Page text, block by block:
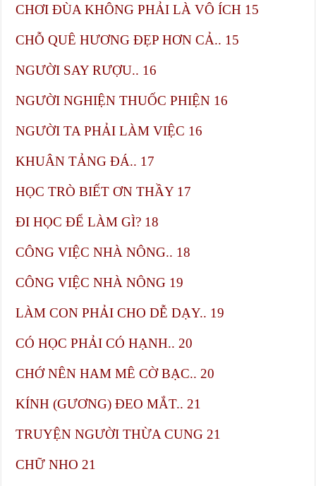
CHƠI ĐÙA KHÔNG PHẢI LÀ VÔ ÍCH​ 15
CHỖ QUÊ HƯƠNG ĐẸP HƠN CẢ.. 15
NGƯỜI SAY RƯỢU.. 16
NGƯỜI NGHIỆN THUỐC PHIỆN​ 16
NGƯỜI TA PHẢI LÀM VIỆC​ 16
KHUÂN TẢNG ĐÁ.. 17
HỌC TRÒ BIẾT ƠN THẦY​ 17
ĐI HỌC ĐỂ LÀM GÌ?​ 18
CÔNG VIỆC NHÀ NÔNG.. 18
CÔNG VIỆC NHÀ NÔNG​ 19
LÀM CON PHẢI CHO DỄ DẠY.. 19
CÓ HỌC PHẢI CÓ HẠNH.. 20
CHỚ NÊN HAM MÊ CỜ BẠC.. 20
KÍNH (GƯƠNG) ĐEO MẮT.. 21
TRUYỆN NGƯỜI THỪA CUNG​ 21
CHỮ NHO​ 21